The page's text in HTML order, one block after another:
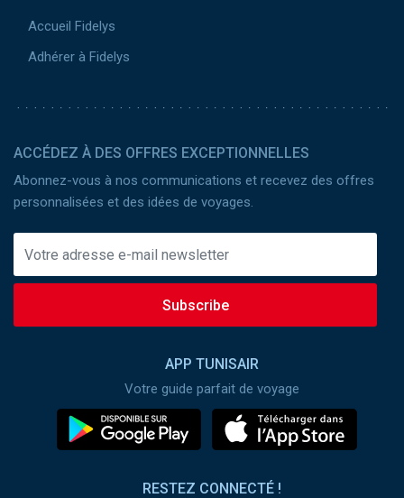
Accueil Fidelys
Adhérer à Fidelys
ACCÉDEZ À DES OFFRES EXCEPTIONNELLES
Abonnez-vous à nos communications et recevez des offres
personnalisées et des idées de voyages.
Subscribe
APP TUNISAIR
Votre guide parfait de voyage
RESTEZ CONNECTÉ !